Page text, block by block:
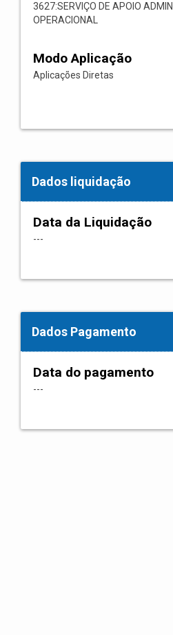
3627:SERVIÇO DE APOIO
OPERACIONAL
Modo Aplicação
Aplicações Diretas
Dados liquidação
Data da Liquidação
---
Dados Pagamento
Data do pagamento
---